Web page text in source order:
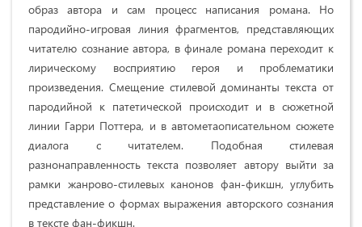
образ автора и сам процесс написания романа. Но
пародийно-игровая линия фрагментов, представляющих
читателю сознание автора, в финале романа переходит к
лирическому восприятию героя и проблематики
произведения. Смещение стилевой доминанты текста от
пародийной к патетической происходит и в сюжетной
линии Гарри Поттера, и в автометаописательном сюжете
диалога с читателем. Подобная стилевая
разнонаправленность текста позволяет автору выйти за
рамки жанрово-стилевых канонов фан-фикшн, углубить
представление о формах выражения авторского сознания
в тексте фан-фикшн.